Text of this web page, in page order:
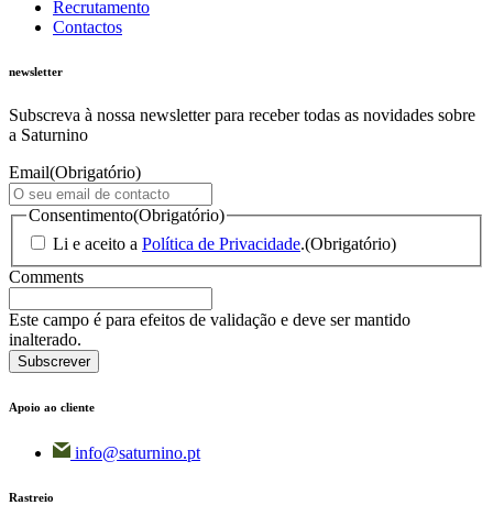
Recrutamento
Contactos
newsletter
Subscreva à nossa newsletter para receber todas as novidades sobre
a Saturnino
Email(Obrigatório)
Consentimento(Obrigatório)
Li e aceito a Política de Privacidade.(Obrigatório)
Comments
Este campo é para efeitos de validação e deve ser mantido
inalterado.
Apoio ao cliente
info@saturnino.pt
Rastreio